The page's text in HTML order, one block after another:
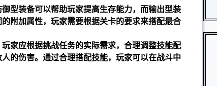
型装备可以帮助玩家提高生存能力，而输出型装
附加属性，玩家需要根据关卡的要求来搭配最合
家应根据挑战任务的实际需求，合理调整技能配
的伤害。通过合理搭配技能，玩家可以在战斗中